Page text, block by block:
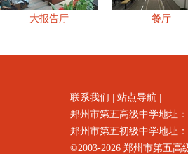
大报告厅 餐厅
联系我们 站点导航
郑州市第五高级中学地址
郑州市第五初级中学地址
©2003-2026 郑州市第五高